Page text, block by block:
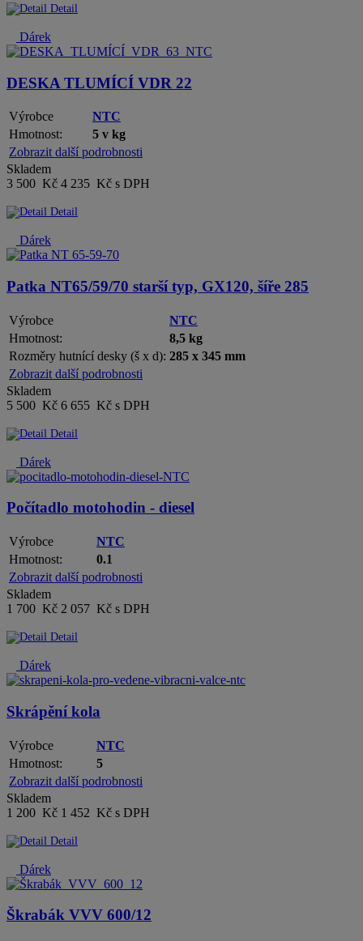
Detail
Dárek
DESKA TLUMÍCÍ VDR 22
Výrobce
NTC
Hmotnost:
5 v kg
Zobrazit další podrobnosti
Skladem
3 500 Kč 4 235 Kč s DPH
Detail
Dárek
Patka NT65/59/70 starší typ, GX120, šíře 285
Výrobce
NTC
Hmotnost:
8,5 kg
Rozměry hutnící desky (š x d): 285 x 345 mm
Zobrazit další podrobnosti
Skladem
5 500 Kč 6 655 Kč s DPH
Detail
Dárek
Počítadlo motohodin - diesel
Výrobce
NTC
Hmotnost:
0.1
Zobrazit další podrobnosti
Skladem
1 700 Kč 2 057 Kč s DPH
Detail
Dárek
Skrápění kola
Výrobce
NTC
Hmotnost:
5
Zobrazit další podrobnosti
Skladem
1 200 Kč 1 452 Kč s DPH
Detail
Dárek
Škrabák VVV 600/12